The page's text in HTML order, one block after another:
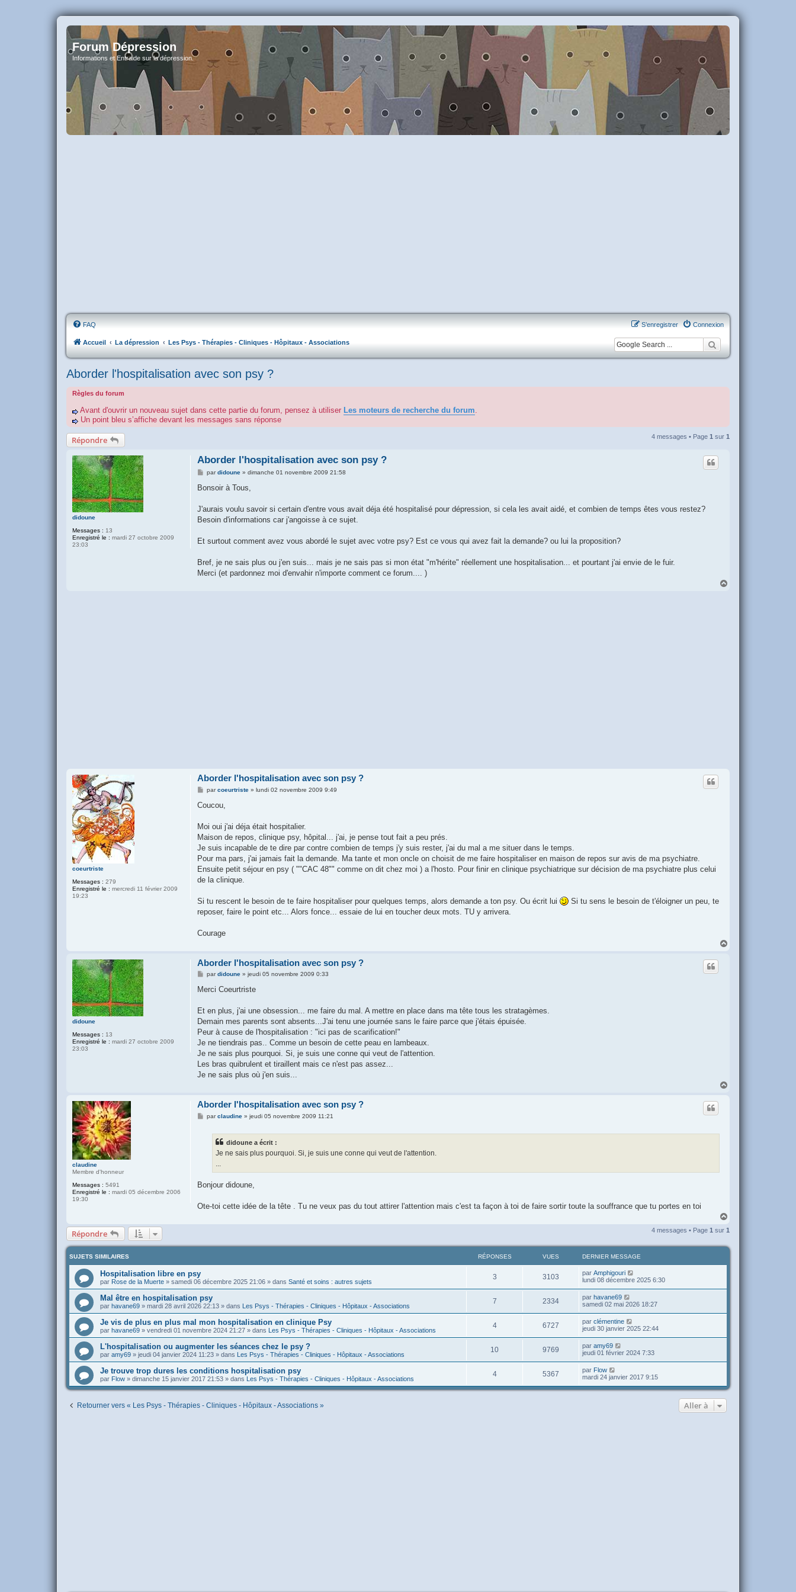
Forum Dépression
Informations et Entraide sur la dépression.
FAQ Connexion
S’enregistrer
Accueil La dépression Les Psys - Thérapies - Cliniques - Hôpitaux - Associations
Aborder l'hospitalisation avec son psy ?
Règles du forum
Avant d'ouvrir un nouveau sujet dans cette partie du forum, pensez à utiliser Les moteurs de recherche du forum.
Un point bleu s’affiche devant les messages sans réponse
Répondre 4 messages • Page 1 sur 1
didoune
Messages : 13
Enregistré le : mardi 27 octobre 2009
23:03
Aborder l'hospitalisation avec son psy ?
M
s
g
pardidoune» dimanche 01 novembre 2009 21:58
Bonsoir à Tous,
J'aurais voulu savoir si certain d'entre vous avait déja été hospitalisé pour dépression, si cela les avait aidé, et combien de temps êtes vous restez?
Besoin d'informations car j'angoisse à ce sujet.
Et surtout comment avez vous abordé le sujet avec votre psy? Est ce vous qui avez fait la demande? ou lui la proposition?
Bref, je ne sais plus ou j'en suis... mais je ne sais pas si mon état "m'hérite" réellement une hospitalisation... et pourtant j'ai envie de le fuir.
Merci (et pardonnez moi d'envahir n'importe comment ce forum.... )
coeurtriste
Messages : 279
Enregistré le : mercredi 11 février 2009
19:23
Aborder l'hospitalisation avec son psy ?
M
s
g
parcoeurtriste» lundi 02 novembre 2009 9:49
Coucou,
Moi oui j'ai déja était hospitalier.
Maison de repos, clinique psy, hôpital... j'ai, je pense tout fait a peu prés.
Je suis incapable de te dire par contre combien de temps j'y suis rester, j'ai du mal a me situer dans le temps.
Pour ma pars, j'ai jamais fait la demande. Ma tante et mon oncle on choisit de me faire hospitaliser en maison de repos sur avis de ma psychiatre.
Ensuite petit séjour en psy ( ""CAC 48"" comme on dit chez moi ) a l'hosto. Pour finir en clinique psychiatrique sur décision de ma psychiatre plus celui
de la clinique.
Si tu rescent le besoin de te faire hospitaliser pour quelques temps, alors demande a ton psy. Ou écrit lui
Si tu sens le besoin de t'éloigner un peu, te
reposer, faire le point etc... Alors fonce... essaie de lui en toucher deux mots. TU y arrivera.
Courage
didoune
Messages : 13
Enregistré le : mardi 27 octobre 2009
23:03
Aborder l'hospitalisation avec son psy ?
M
s
g
pardidoune» jeudi 05 novembre 2009 0:33
Merci Coeurtriste
Et en plus, j'ai une obsession... me faire du mal. A mettre en place dans ma tête tous les stratagèmes.
Demain mes parents sont absents...J'ai tenu une journée sans le faire parce que j'étais épuisée.
Peur à cause de l'hospitalisation : "ici pas de scarification!"
Je ne tiendrais pas.. Comme un besoin de cette peau en lambeaux.
Je ne sais plus pourquoi. Si, je suis une conne qui veut de l'attention.
Les bras quibrulent et tiraillent mais ce n'est pas assez...
Je ne sais plus où j'en suis...
claudine
Membre d'honneur
Messages : 5491
Enregistré le : mardi 05 décembre 2006
19:30
Aborder l'hospitalisation avec son psy ?
Mparclaudine» jeudi 05 novembre 2009 11:21
didoune a écrit :
Je ne sais plus pourquoi. Si, je suis une conne qui veut de l'attention.
...
Bonjour didoune,
Ote-toi cette idée de la tête . Tu ne veux pas du tout attirer l'attention mais c'est ta façon à toi de faire sortir toute la souffrance que tu portes en toi
u
Répondre 4 messages • Page 1 sur 1
SUJETS SIMILAIRES RÉPONSES VUES DERNIER MESSAGE
Hospitalisation libre en psy
par Rose de la Muerte » samedi 06 décembre 2025 21:06 » dans Santé et soins : autres sujets
3 3103 par Amphigouri
lundi 08 décembre 2025 6:30
Mal être en hospitalisation psy
par havane69 » mardi 28 avril 2026 22:13 » dans Les Psys - Thérapies - Cliniques - Hôpitaux - Associations
7 2334 par havane69
samedi 02 mai 2026 18:27
Je vis de plus en plus mal mon hospitalisation en clinique Psy
par havane69 » vendredi 01 novembre 2024 21:27 » dans Les Psys - Thérapies - Cliniques - Hôpitaux - Associations
4 6727 par clémentine
jeudi 30 janvier 2025 22:44
L'hospitalisation ou augmenter les séances chez le psy ?
par amy69 » jeudi 04 janvier 2024 11:23 » dans Les Psys - Thérapies - Cliniques - Hôpitaux - Associations
10 9769 par amy69
jeudi 01 février 2024 7:33
Je trouve trop dures les conditions hospitalisation psy
par Flow » dimanche 15 janvier 2017 21:53 » dans Les Psys - Thérapies - Cliniques - Hôpitaux - Associations
4 5367 par Flow
mardi 24 janvier 2017 9:15
Retourner vers « Les Psys - Thérapies - Cliniques - Hôpitaux - Associations » Aller à